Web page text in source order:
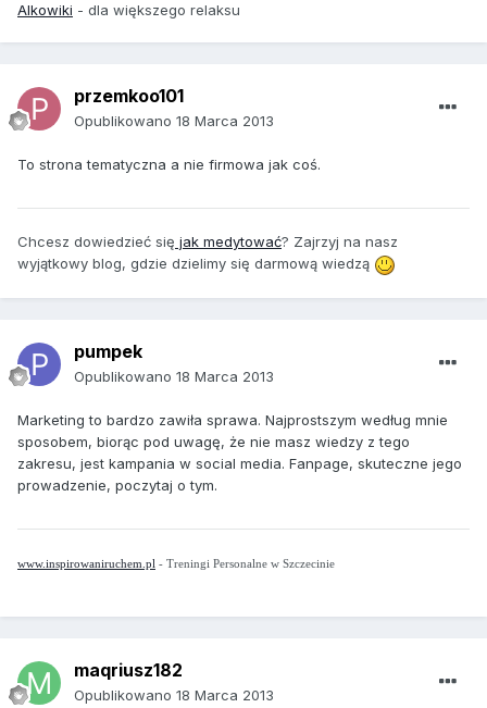
Alkowiki - dla większego relaksu
przemkoo101
Opublikowano 18 Marca 2013
To strona tematyczna a nie firmowa jak coś.
Chcesz dowiedzieć się jak medytować? Zajrzyj na nasz
wyjątkowy blog, gdzie dzielimy się darmową wiedzą
pumpek
Opublikowano 18 Marca 2013
Marketing to bardzo zawiła sprawa. Najprostszym według mnie
sposobem, biorąc pod uwagę, że nie masz wiedzy z tego
zakresu, jest kampania w social media. Fanpage, skuteczne jego
prowadzenie, poczytaj o tym.
www.inspirowaniruchem.pl - Treningi Personalne w Szczecinie
maqriusz182
Opublikowano 18 Marca 2013